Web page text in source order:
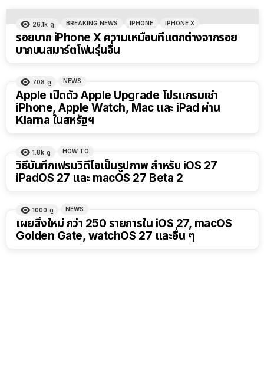
26.1k ดู BREAKING NEWS IPHONE IPHONE X
รอยบาก iPhone X ความเหมือนที่แตกต่างจากรอย
บากบนสมาร์ตโฟนรุ่นอื่น
708 ดู NEWS
Apple เปิดตัว Apple Upgrade โปรแกรมเช่า
iPhone, Apple Watch, Mac และ iPad ผ่าน
Klarna ในสหรัฐฯ
1.8k ดู HOW TO
วิธีบันทึกเฟรมวิดีโอเป็นรูปภาพ สำหรับ iOS 27
iPadOS 27 และ macOS 27 Beta 2
1000 ดู NEWS
เผยสิ่งใหม่ กว่า 250 รายการใน iOS 27, macOS
Golden Gate, watchOS 27 และอื่น ๆ